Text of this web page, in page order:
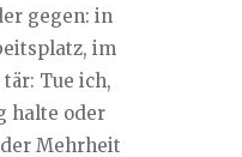
gegen: in
im
Tue ich,
halte oder
Mehrheit